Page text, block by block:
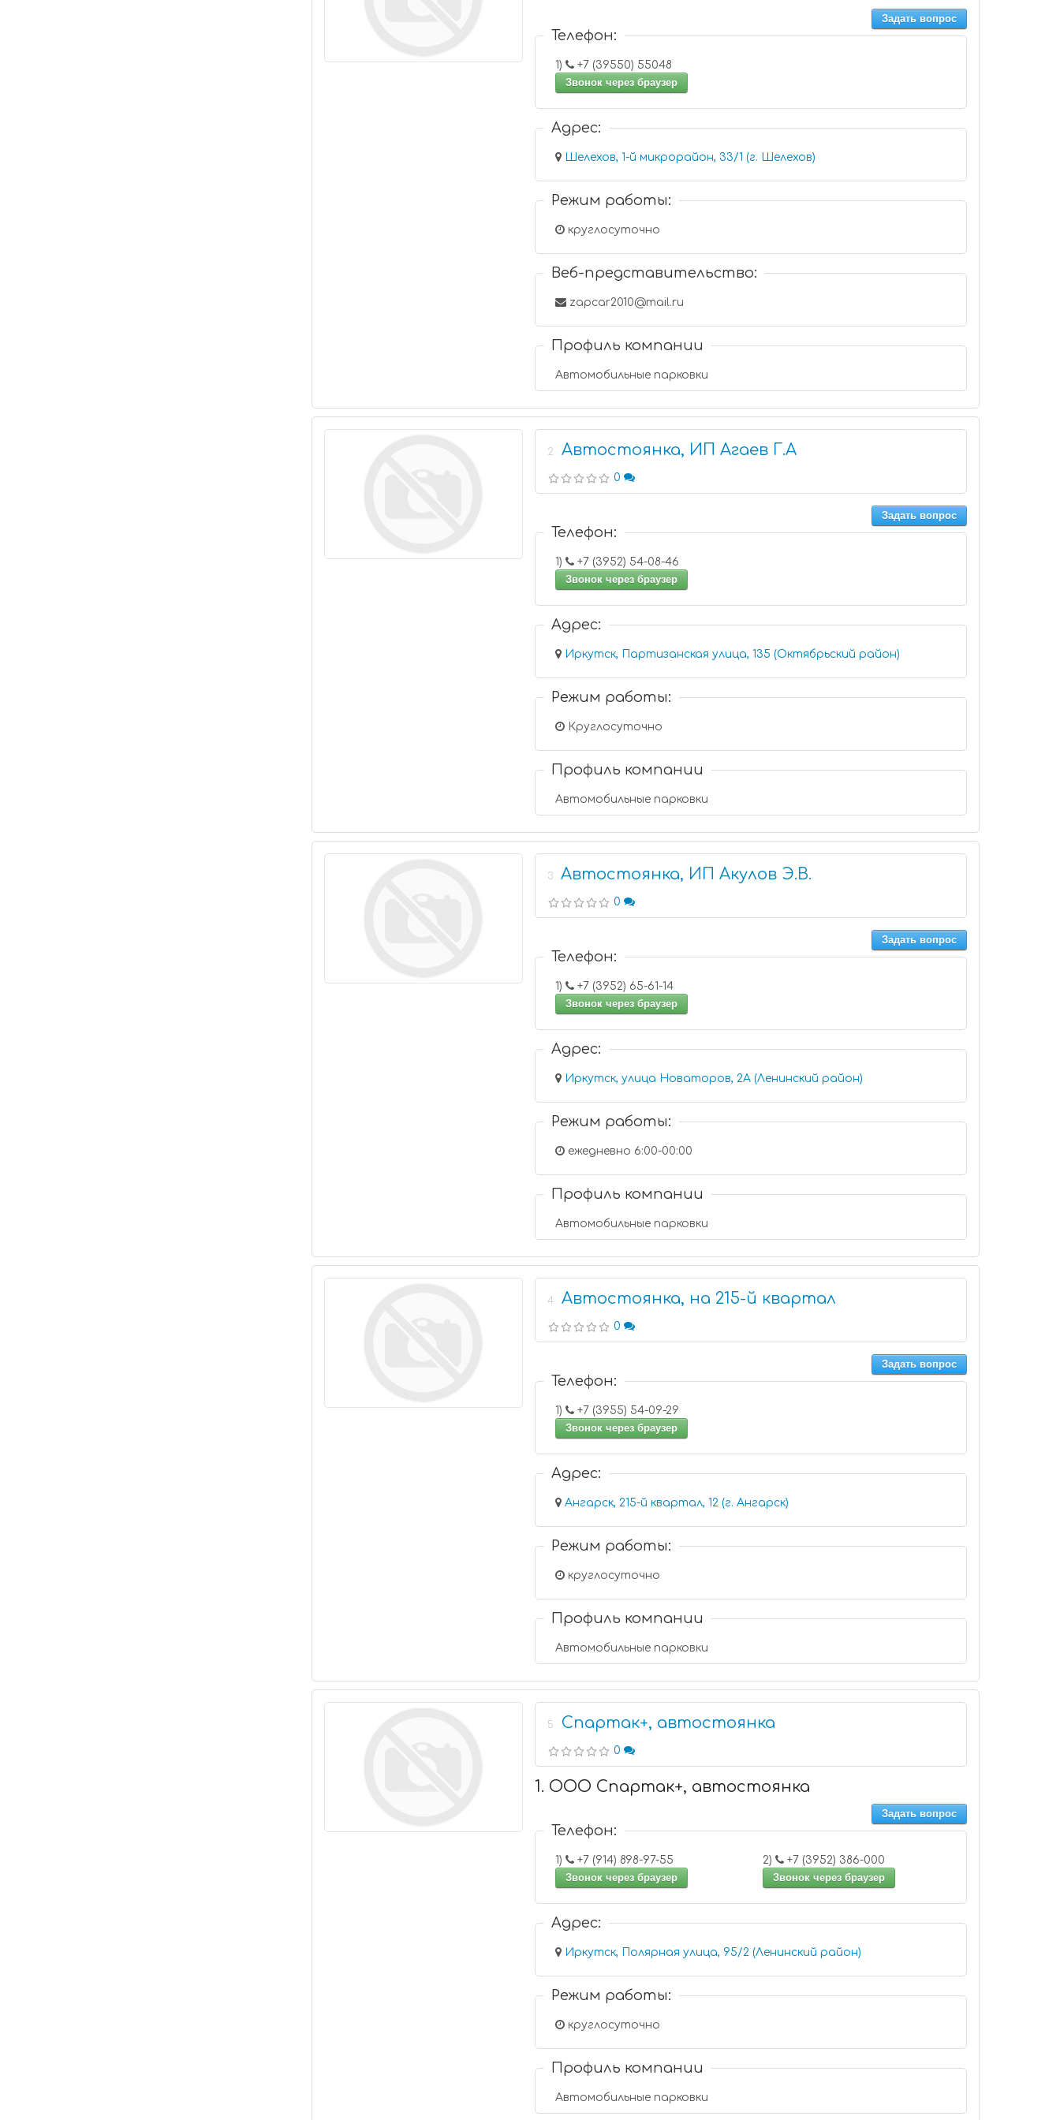
Задать вопрос
Телефон:
1)
+7 (39550) 55048
Звонок через браузер
Адрес:
Шелехов, 1-й микрорайон, 33/1 (г. Шелехов)
Режим работы:
круглосуточно
Веб-представительство:
zapcar2010@mail.ru
Профиль компании
Автомобильные парковки
2 Автостоянка, ИП Агаев Г.А
0
Задать вопрос
Телефон:
1)
+7 (3952) 54-08-46
Звонок через браузер
Адрес:
Иркутск, Партизанская улица, 135 (Октябрьский район)
Режим работы:
Круглосуточно
Профиль компании
Автомобильные парковки
3 Автостоянка, ИП Акулов Э.В.
0
Задать вопрос
Телефон:
1)
+7 (3952) 65-61-14
Звонок через браузер
Адрес:
Иркутск, улица Новаторов, 2А (Ленинский район)
Режим работы:
ежедневно 6:00-00:00
Профиль компании
Автомобильные парковки
4 Автостоянка, на 215-й квартал
0
Задать вопрос
Телефон:
1)
+7 (3955) 54-09-29
Звонок через браузер
Адрес:
Ангарск, 215-й квартал, 12 (г. Ангарск)
Режим работы:
круглосуточно
Профиль компании
Автомобильные парковки
5 Спартак+, автостоянка
0
1. ООО Спартак+, автостоянка
Задать вопрос
Телефон:
1)
+7 (914) 898-97-55
Звонок через браузер
2)
+7 (3952) 386-000
Звонок через браузер
Адрес:
Иркутск, Полярная улица, 95/2 (Ленинский район)
Режим работы:
круглосуточно
Профиль компании
Автомобильные парковки